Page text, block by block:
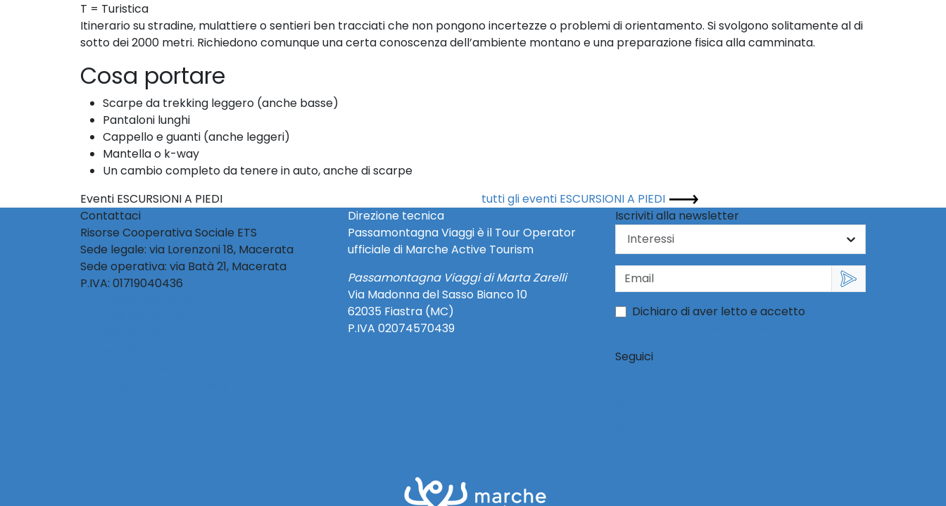
T = Turistica
Itinerario su stradine, mulattiere o sentieri ben tracciati che non pongono incertezze o problemi di orientamento. Si svolgono solitamente al di
sotto dei 2000 metri. Richiedono comunque una certa conoscenza dell’ambiente montano e una preparazione fisica alla camminata.
Cosa portare
Scarpe da trekking leggero (anche basse)
Pantaloni lunghi
Cappello e guanti (anche leggeri)
Mantella o k-way
Un cambio completo da tenere in auto, anche di scarpe
Eventi ESCURSIONI A PIEDI
tutti gli eventi ESCURSIONI A PIEDI
Contattaci
Risorse Cooperativa Sociale ETS
Sede legale: via Lorenzoni 18, Macerata
Sede operativa: via Batà 21, Macerata
P.IVA: 01719040436
Direzione tecnica
Passamontagna Viaggi è il Tour Operator
ufficiale di Marche Active Tourism
Passamontagna Viaggi di Marta Zarelli
Via Madonna del Sasso Bianco 10
62035 Fiastra (MC)
P.IVA 02074570439
Iscriviti alla newsletter
Dichiaro di aver letto e accetto
Seguici